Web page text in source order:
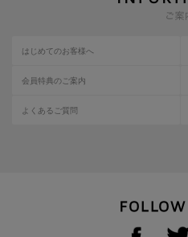
はじめてのお客様へ
会員特典のご案内
よくあるご質問